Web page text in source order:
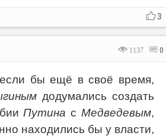
3
1137 0
бы ещё в своё время,
додумались создать
ПутинасМедведевым,
находились бы у власти,